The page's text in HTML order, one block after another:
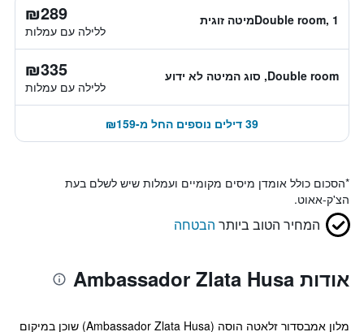
Double room, 1מיטה זוגית ₪289
ללילה עם עמלות
Double room, סוג המיטה לא ידוע ₪335
ללילה עם עמלות
39 דילים נוספים החל מ-₪159
*הסכום כולל אומדן מיסים מקומיים ועמלות שיש לשלם בעת
הצ'ק-אאוט.
המחיר הטוב ביותר הבטחה
אודות Ambassador Zlata Husa
מלון אמבסדור זלאטה הוסה (Ambassador Zlata Husa) שוכן במיקום